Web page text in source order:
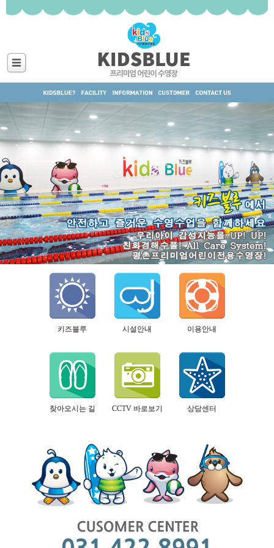
키즈블루 시설안내 이용안내
찾아오시는 길 CCTV 바로보기 상담센터